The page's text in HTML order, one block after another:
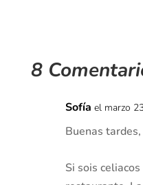
8
Sofía el marzo
Buenas tardes,
Si sois